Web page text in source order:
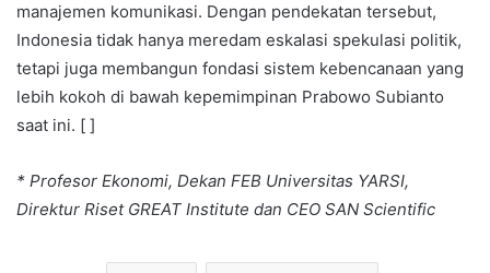
manajemen komunikasi. Dengan pendekatan tersebut,
Indonesia tidak hanya meredam eskalasi spekulasi politik,
tetapi juga membangun fondasi sistem kebencanaan yang
lebih kokoh di bawah kepemimpinan Prabowo Subianto
saat ini. [ ]
* Profesor Ekonomi, Dekan FEB Universitas YARSI,
Direktur Riset GREAT Institute dan CEO SAN Scientific